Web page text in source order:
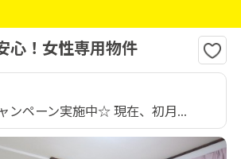
心！女性専用物件
ンペーン実施中☆ 現在、初月...